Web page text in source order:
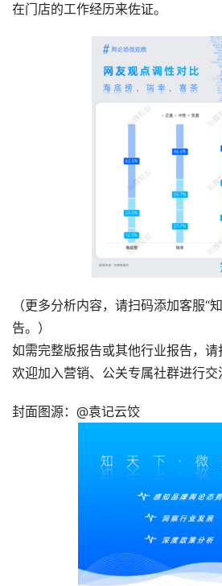
在门店的工作经历来佐证。
（更多分析内容，请扫码添加客服“
告。）
如需完整版报告或其他行业报告，请
欢迎加入营销、公关专属社群进行交
封面图源：@袁记云饺